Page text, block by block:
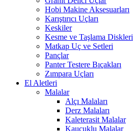
Hobi Makine Aksesuarları
Karıştırıcı Uçları
Keskiler
Kesme ve Taşlama Diskleri
Matkap Uç ve Setleri
Pançlar
Panter Testere Bıçakları
Zımpara Uçları
El Aletleri
Malalar
Alçı Malaları
Derz Malaları
Kaleterasit Malalar
Kauçuklu Malalar